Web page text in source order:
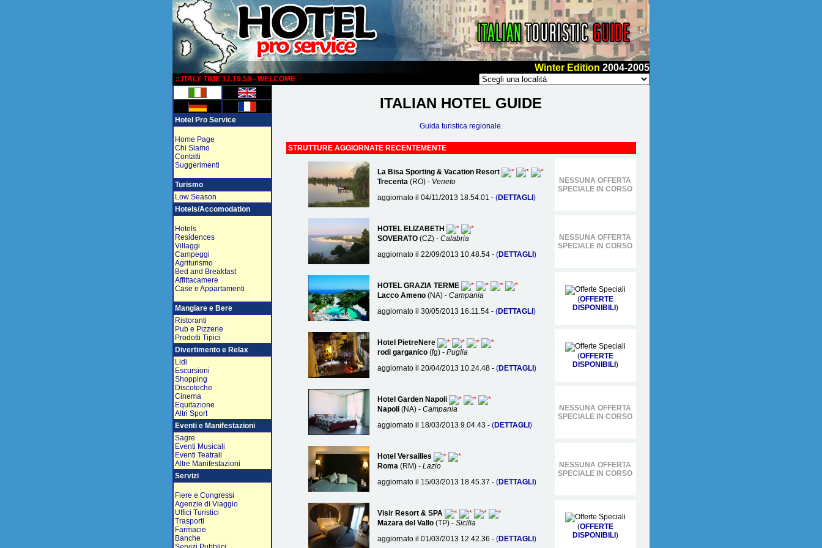
Winter Edition 2004-2005
:: ITALY TIME 12.19.58 - WELCOME
Hotel Pro Service
Home Page
Chi Siamo
Contatti
Suggerimenti
Turismo
Low Season
Hotels/Accomodation
Hotels
Residences
Villaggi
Campeggi
Agriturismo
Bed and Breakfast
Affittacamere
Case e Appartamenti
Mangiare e Bere
Ristoranti
Pub e Pizzerie
Prodotti Tipici
Divertimento e Relax
Lidi
Escursioni
Shopping
Discoteche
Cinema
Equitazione
Altri Sport
Eventi e Manifestazioni
Sagre
Eventi Musicali
Eventi Teatrali
Altre Manifestazioni
Servizi
Fiere e Congressi
Agenzie di Viaggio
Uffici Turistici
Trasporti
Farmacie
Banche
ITALIAN HOTEL GUIDE
Guida turistica regionale.
STRUTTURE AGGIORNATE RECENTEMENTE
La Bisa Sporting & Vacation Resort
Trecenta(RO) - Veneto
aggiornato il 04/11/2013 18.54.01 - (DETTAGLI )
NESSUNA OFFERTA
SPECIALE IN CORSO
HOTEL ELIZABETH
SOVERATO(CZ) - Calabria
aggiornato il 22/09/2013 10.48.54 - (DETTAGLI )
NESSUNA OFFERTA
SPECIALE IN CORSO
HOTEL GRAZIA TERME
Lacco Ameno (NA) - Campania
aggiornato il 30/05/2013 16.11.54 - (DETTAGLI )
(OFFERTE
DISPONIBILI )
Hotel PietreNere
rodi garganico(fg) - Puglia
aggiornato il 20/04/2013 10.24.48 - (DETTAGLI )
(OFFERTE
DISPONIBILI )
Hotel Garden Napoli
Napoli(NA) - Campania
aggiornato il 18/03/2013 9.04.43 - (DETTAGLI )
NESSUNA OFFERTA
SPECIALE IN CORSO
Hotel Versailles
Roma(RM) - Lazio
aggiornato il 15/03/2013 18.45.37 - (DETTAGLI )
NESSUNA OFFERTA
SPECIALE IN CORSO
Visir Resort & SPA
Mazara del Vallo(TP) - Sicilia
aggiornato il 01/03/2013 12.42.36 - (DETTAGLI )
(OFFERTE
DISPONIBILI )